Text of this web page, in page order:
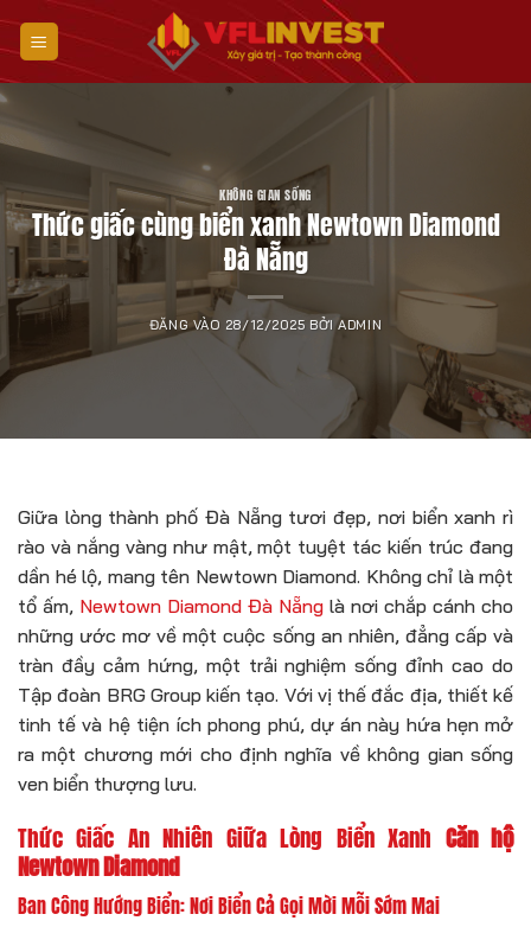
qua
nội
dung
KHÔNG GIAN SỐNG
Thức giấc cùng biển xanh Newtown Diamond
Đà Nẵng
ĐĂNG VÀO 28/12/2025 BỞIADMIN
Giữa lòng thành phố Đà Nẵng tươi đẹp, nơi biển xanh rì
rào và nắng vàng như mật, một tuyệt tác kiến trúc đang
dần hé lộ, mang tên Newtown Diamond. Không chỉ là một
tổ ấm, Newtown Diamond Đà Nẵng là nơi chắp cánh cho
những ước mơ về một cuộc sống an nhiên, đẳng cấp và
tràn đầy cảm hứng, một trải nghiệm sống đỉnh cao do
Tập đoàn BRG Group kiến tạo. Với vị thế đắc địa, thiết kế
tinh tế và hệ tiện ích phong phú, dự án này hứa hẹn mở
ra một chương mới cho định nghĩa về không gian sống
ven biển thượng lưu.
Thức Giấc An Nhiên Giữa Lòng Biển Xanh Căn hộ
Newtown Diamond
Ban Công Hướng Biển: Nơi Biển Cả Gọi Mời Mỗi Sớm Mai